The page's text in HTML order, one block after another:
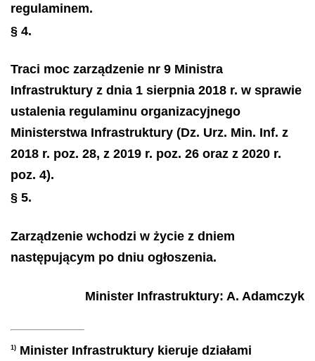
regulaminem.
§ 4.
Traci moc zarządzenie nr 9 Ministra
Infrastruktury z dnia 1 sierpnia 2018 r. w sprawie
ustalenia regulaminu organizacyjnego
Ministerstwa Infrastruktury (Dz. Urz. Min. Inf. z
2018 r. poz. 28, z 2019 r. poz. 26 oraz z 2020 r.
poz. 4).
§ 5.
Zarządzenie wchodzi w życie z dniem
następującym po dniu ogłoszenia.
Minister Infrastruktury: A. Adamczyk
1) Minister Infrastruktury kieruje działami